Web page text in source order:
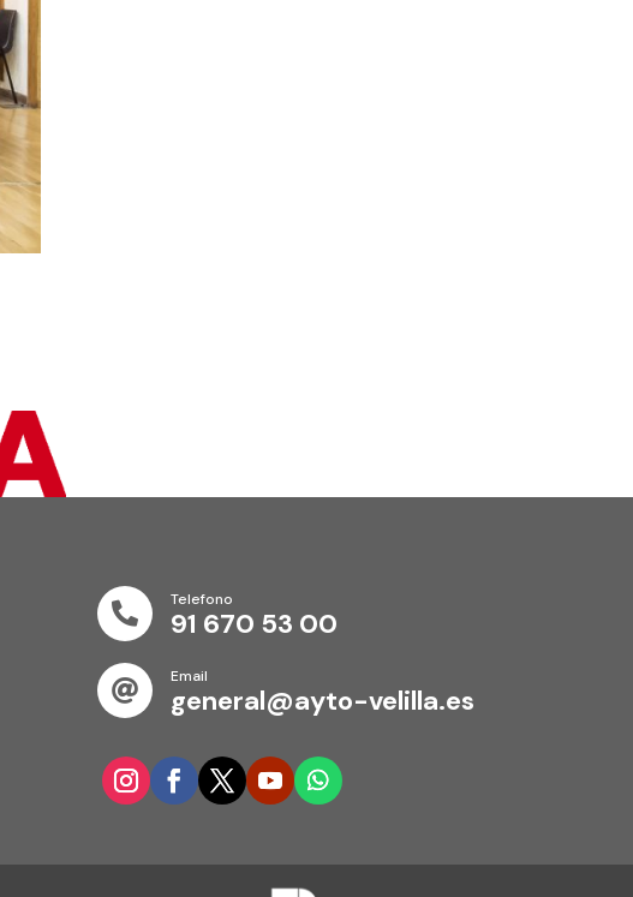

Telefono
91 670 53 00

Email
general@ayto-velilla.es